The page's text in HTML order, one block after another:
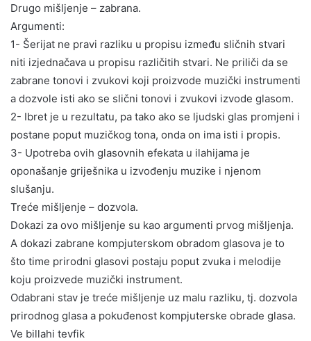
Drugo mišljenje – zabrana.
Argumenti:
1- Šerijat ne pravi razliku u propisu između sličnih stvari
niti izjednačava u propisu različitih stvari. Ne priliči da se
zabrane tonovi i zvukovi koji proizvode muzički instrumenti
a dozvole isti ako se slični tonovi i zvukovi izvode glasom.
2- Ibret je u rezultatu, pa tako ako se ljudski glas promjeni i
postane poput muzičkog tona, onda on ima isti i propis.
3- Upotreba ovih glasovnih efekata u ilahijama je
oponašanje griješnika u izvođenju muzike i njenom
slušanju.
Treće mišljenje – dozvola.
Dokazi za ovo mišljenje su kao argumenti prvog mišljenja.
A dokazi zabrane kompjuterskom obradom glasova je to
što time prirodni glasovi postaju poput zvuka i melodije
koju proizvede muzički instrument.
Odabrani stav je treće mišljenje uz malu razliku, tj. dozvola
prirodnog glasa a pokuđenost kompjuterske obrade glasa.
Ve billahi tevfik